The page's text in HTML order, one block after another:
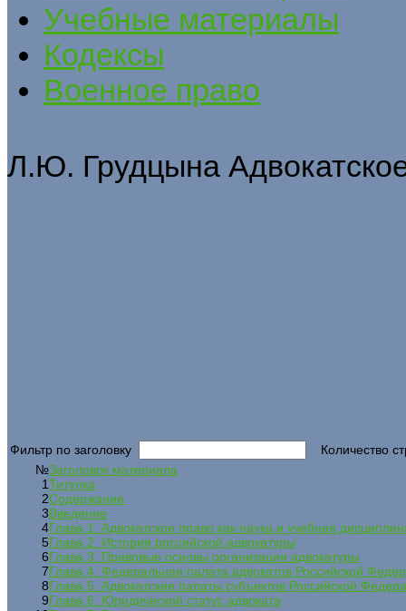
Учебные материалы
Кодексы
Военное право
Л.Ю. Грудцына
Фильтр по заголовку
Количество
№Заголовок материала
1Титулка
2Содержание
3Введение
4Глава 1. Адвокатское право как наука и учебная
5Глава 2. История российской адвокатуры
6Глава 3. Правовые основы организации адвокатуры
7Глава 4. Федеральная палата адвокатов Российской
8Глава 5. Адвокатские палаты субъектов Российской
9Глава 6. Юридический статус адвоката